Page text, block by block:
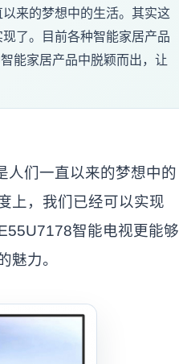
来的梦想中的生活。其实这
了。目前各种智能家居产品
能家居产品中脱颖而出，让
人们一直以来的梦想中的
上，我们已经可以实现
智能电视更能够
魅力。